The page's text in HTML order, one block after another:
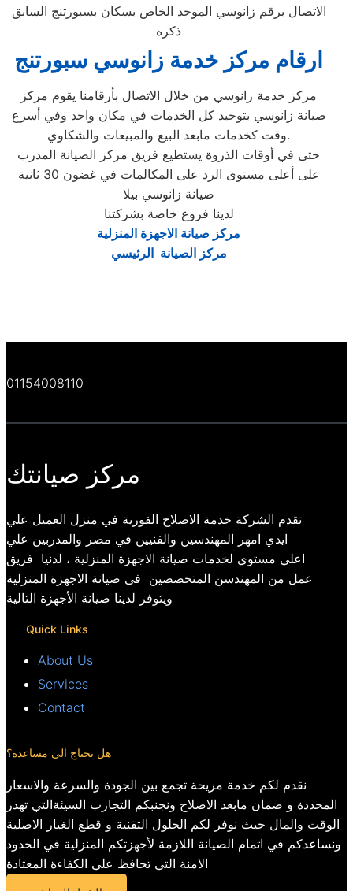
الاتصال برقم زانوسي الموحد الخاص بسكان بسبورتنج السابق
ذكره
ارقام مركز خدمة زانوسي سبورتنج
مركز خدمة زانوسي من خلال الاتصال بأرقامنا يقوم مركز
صيانة زانوسي بتوحيد كل الخدمات في مكان واحد وفي أسرع
وقت كخدمات مابعد البيع والمبيعات والشكاوي.
حتى في أوقات الذروة يستطيع فريق مركز الصيانة المدرب
على أعلى مستوى الرد على المكالمات في غضون 30 ثانية
صيانة زانوسي بيلا
لدينا فروع خاصة بشركتنا
مركز صيانة الاجهزة المنزلية
مركز الصيانة الرئيسي
01154008110
مركز صيانتك
تقدم الشركة خدمة الاصلاح الفورية في منزل العميل علي
ايدي امهر المهندسين والفنيين في مصر والمدربين علي
اعلي مستوي لخدمات صيانة الاجهزة المنزلية ، لدنيا فريق
عمل من المهندسن المتخصصين فى صيانة الاجهزة المنزلية
ويتوفر لدينا صيانة الأجهزة التالية
Quick Links
About Us
Services
Contact
هل تحتاج الي مساعدة؟
نقدم لكم خدمة مريحة تجمع بين الجودة والسرعة والاسعار
المحددة و ضمان مابعد الاصلاح ونجنبكم التجارب السيئةالتي تهدر
الوقت والمال حيث نوفر لكم الحلول التقنية و قطع الغيار الاصلية
ونساعدكم في اتمام الصيانة اللازمة لأجهزتكم المنزلية في الحدود
الامنة التي تحافظ علي الكفاءة المعتادة